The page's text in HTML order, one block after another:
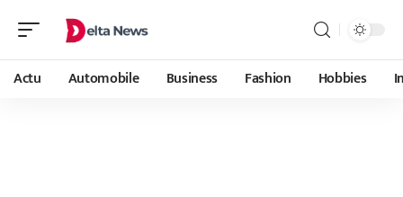
Actu Automobile Business Fashion Hobbies